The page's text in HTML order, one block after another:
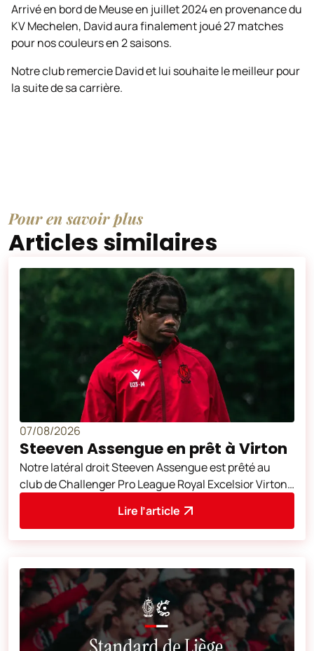
Arrivé en bord de Meuse en juillet 2024 en provenance du
KV Mechelen, David aura finalement joué 27 matches
pour nos couleurs en 2 saisons.
Notre club remercie David et lui souhaite le meilleur pour
la suite de sa carrière.
Pour en savoir plus
Articles similaires
07/08/2026
Steeven Assengue en prêt à Virton
Notre latéral droit Steeven Assengue est prêté au
club de Challenger Pro League Royal Excelsior Virton
Lire l’article